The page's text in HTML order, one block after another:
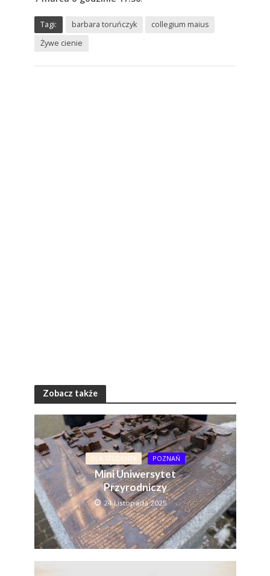
Tagi: barbara toruńczyk
collegium maius
Żywe cienie
Zobacz także
DLA STUDENTA POZNAŃ
Mini Uniwersytet
Przyrodniczy
24 Listopada 2025